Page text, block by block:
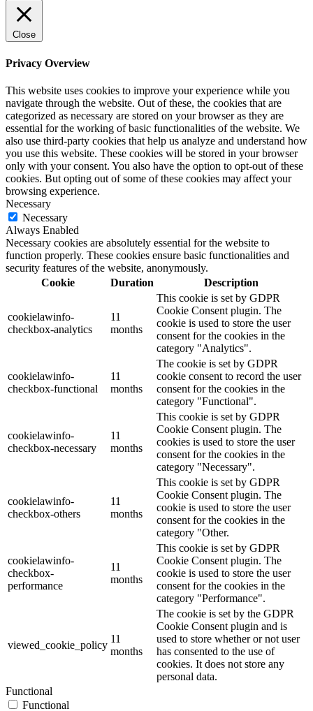
Close
Privacy Overview
This website uses cookies to improve your experience while you
navigate through the website. Out of these, the cookies that are
categorized as necessary are stored on your browser as they are
essential for the working of basic functionalities of the website. We
also use third-party cookies that help us analyze and understand how
you use this website. These cookies will be stored in your browser
only with your consent. You also have the option to opt-out of these
cookies. But opting out of some of these cookies may affect your
browsing experience.
Necessary
Necessary
Always Enabled
Necessary cookies are absolutely essential for the website to
function properly. These cookies ensure basic functionalities and
security features of the website, anonymously.
Cookie
Duration Description
cookielawinfo-
checkbox-analytics
11
months
This cookie is set by GDPR
Cookie Consent plugin. The
cookie is used to store the user
consent for the cookies in the
category "Analytics".
cookielawinfo-
checkbox-functional
11
months
The cookie is set by GDPR
cookie consent to record the user
consent for the cookies in the
category "Functional".
cookielawinfo-
checkbox-necessary
11
months
This cookie is set by GDPR
Cookie Consent plugin. The
cookies is used to store the user
consent for the cookies in the
category "Necessary".
cookielawinfo-
checkbox-others
11
months
This cookie is set by GDPR
Cookie Consent plugin. The
cookie is used to store the user
consent for the cookies in the
category "Other.
cookielawinfo-
checkbox-
performance
11
months
This cookie is set by GDPR
Cookie Consent plugin. The
cookie is used to store the user
consent for the cookies in the
category "Performance".
viewed_cookie_policy
11
months
The cookie is set by the GDPR
Cookie Consent plugin and is
used to store whether or not user
has consented to the use of
cookies. It does not store any
personal data.
Functional
Functional